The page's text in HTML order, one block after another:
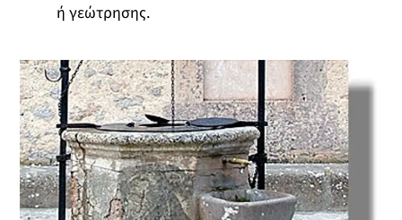
ή γεώτρησης.